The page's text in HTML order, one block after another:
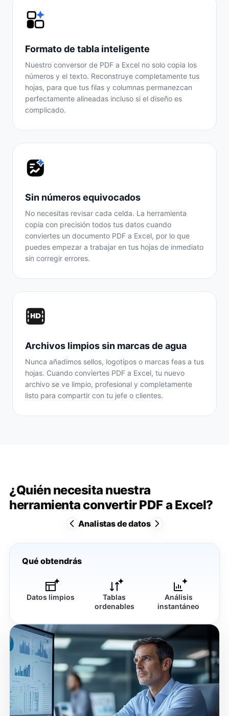
Formato de tabla inteligente
Nuestro conversor de PDF a Excel no solo copia los
números y el texto. Reconstruye completamente tus
hojas, para que tus filas y columnas permanezcan
perfectamente alineadas incluso si el diseño es
complicado.
Sin números equivocados
No necesitas revisar cada celda. La herramienta
copia con precisión todos tus datos cuando
conviertes un documento PDF a Excel, por lo que
puedes empezar a trabajar en tus hojas de inmediato
sin corregir errores.
Archivos limpios sin marcas de agua
Nunca añadimos sellos, logotipos o marcas feas a tus
hojas. Cuando conviertes PDF a Excel, tu nuevo
archivo se ve limpio, profesional y completamente
listo para compartir con tu jefe o clientes.
¿Quién necesita nuestra
herramienta convertir PDF a Excel?
Analistas de datos
Qué obtendrás
Datos limpios
Tablas
ordenables
Análisis
instantáneo